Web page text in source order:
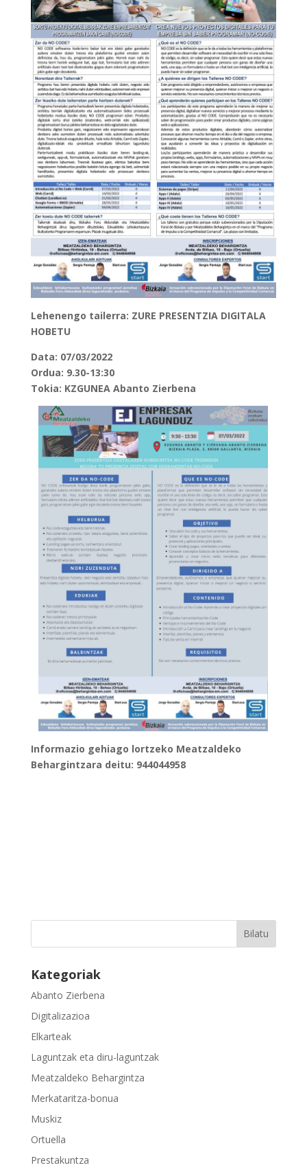
Lehenengo tailerra: ZURE PRESENTZIA DIGITALA
HOBETU
Data: 07/03/2022
Ordua: 9.30-13:30
Tokia: KZGUNEA Abanto Zierbena
Informazio gehiago lortzeko Meatzaldeko
Behargintzara deitu: 944044958
Kategoriak
Abanto Zierbena
Digitalizazioa
Elkarteak
Laguntzak eta diru-laguntzak
Meatzaldeko Behargintza
Merkataritza-bonua
Muskiz
Ortuella
Prestakuntza